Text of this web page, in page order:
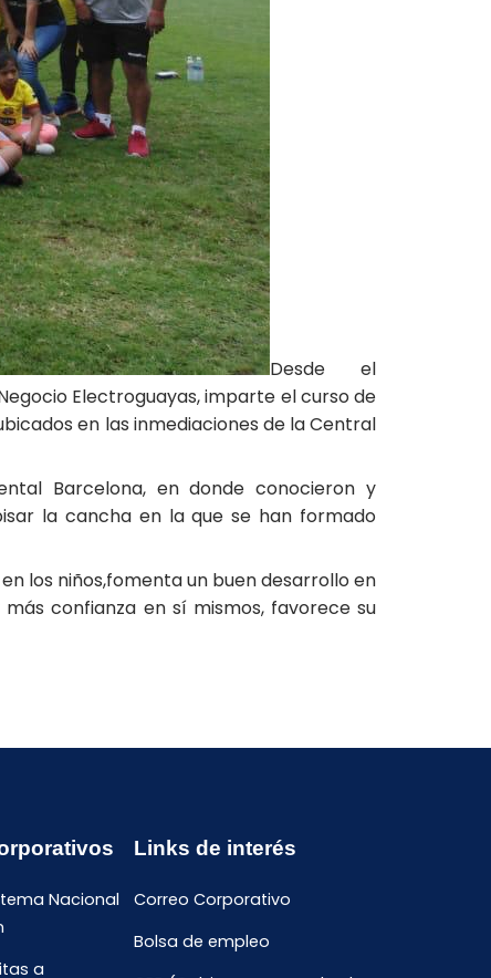
Desde el
Electroguayas, imparte el curso de
en las inmediaciones de la Central
Barcelona, en donde conocieron y
la cancha en la que se han formado
los niños,fomenta un buen desarrollo en
confianza en sí mismos, favorece su
Nacional
a
Links de interés
Correo Corporativo
Bolsa de empleo